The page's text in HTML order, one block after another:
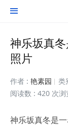

神乐坂真
照片
作者 : 艳素园 类
阅读数 : 420 次浏
神乐坂真冬是